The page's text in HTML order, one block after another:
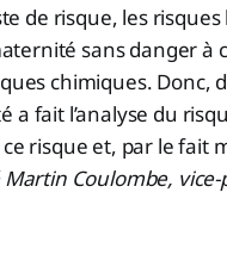
de risque, les
sans danger à
chimiques. Donc,
a fait l’analyse du
risque et, par le fait
Coulombe,